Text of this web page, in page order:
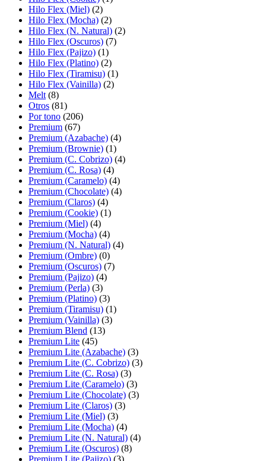
Hilo Flex (Miel) (2)
Hilo Flex (Mocha) (2)
Hilo Flex (N. Natural) (2)
Hilo Flex (Oscuros) (7)
Hilo Flex (Pajizo) (1)
Hilo Flex (Platino) (2)
Hilo Flex (Tiramisu) (1)
Hilo Flex (Vainilla) (2)
Melt (8)
Otros (81)
Por tono (206)
Premium (67)
Premium (Azabache) (4)
Premium (Brownie) (1)
Premium (C. Cobrizo) (4)
Premium (C. Rosa) (4)
Premium (Caramelo) (4)
Premium (Chocolate) (4)
Premium (Claros) (4)
Premium (Cookie) (1)
Premium (Miel) (4)
Premium (Mocha) (4)
Premium (N. Natural) (4)
Premium (Ombre) (0)
Premium (Oscuros) (7)
Premium (Pajizo) (4)
Premium (Perla) (3)
Premium (Platino) (3)
Premium (Tiramisu) (1)
Premium (Vainilla) (3)
Premium Blend (13)
Premium Lite (45)
Premium Lite (Azabache) (3)
Premium Lite (C. Cobrizo) (3)
Premium Lite (C. Rosa) (3)
Premium Lite (Caramelo) (3)
Premium Lite (Chocolate) (3)
Premium Lite (Claros) (3)
Premium Lite (Miel) (3)
Premium Lite (Mocha) (4)
Premium Lite (N. Natural) (4)
Premium Lite (Oscuros) (8)
Premium Lite (Pajizo) (3)